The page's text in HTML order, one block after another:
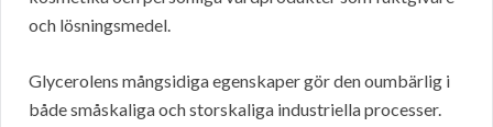
och lösningsmedel.
Glycerolens mångsidiga egenskaper gör den oumbärlig i
både småskaliga och storskaliga industriella processer.